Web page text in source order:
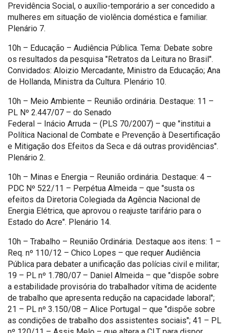
Previdência Social, o auxílio-temporário a ser concedido a
mulheres em situação de violência doméstica e familiar.
Plenário 7.
10h – Educação – Audiência Pública. Tema: Debate sobre
os resultados da pesquisa "Retratos da Leitura no Brasil".
Convidados: Aloizio Mercadante, Ministro da Educação; Ana
de Hollanda, Ministra da Cultura. Plenário 10.
10h – Meio Ambiente – Reunião ordinária. Destaque: 11 –
PL Nº 2.447/07 – do Senado
Federal – Inácio Arruda – (PLS 70/2007) – que "institui a
Política Nacional de Combate e Prevenção à Desertificação
e Mitigação dos Efeitos da Seca e dá outras providências".
Plenário 2.
10h – Minas e Energia – Reunião ordinária. Destaque: 4 –
PDC Nº 522/11 – Perpétua Almeida – que "susta os
efeitos da Diretoria Colegiada da Agência Nacional de
Energia Elétrica, que aprovou o reajuste tarifário para o
Estado do Acre". Plenário 14.
10h – Trabalho – Reunião Ordinária. Destaque aos itens: 1 –
Req. nº 110/12 – Chico Lopes – que requer Audiência
Pública para debater a unificação das polícias civil e militar;
19 – PL nº 1.780/07 – Daniel Almeida – que "dispõe sobre
a estabilidade provisória do trabalhador vítima de acidente
de trabalho que apresenta redução na capacidade laboral";
21 – PL nº 3.150/08 – Alice Portugal – que "dispõe sobre
as condições de trabalho dos assistentes sociais"; 41 – PL